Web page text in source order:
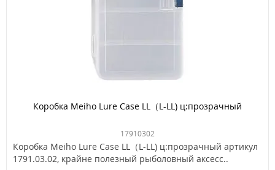
Коробка Meiho Lure Case LL（L-LL) ц:прозрачный
17910302
Коробка Meiho Lure Case LL（L-LL) ц:прозрачный артикул
1791.03.02, крайне полезный рыболовный аксесс..